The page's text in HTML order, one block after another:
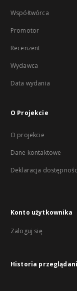
Współtwórca
Promotor
Recenzent
Wydawca
Data wydania
O Projekcie
O projekcie
Dane kontaktowe
Deklaracja
Konto użytkownika
Zaloguj się
Historia